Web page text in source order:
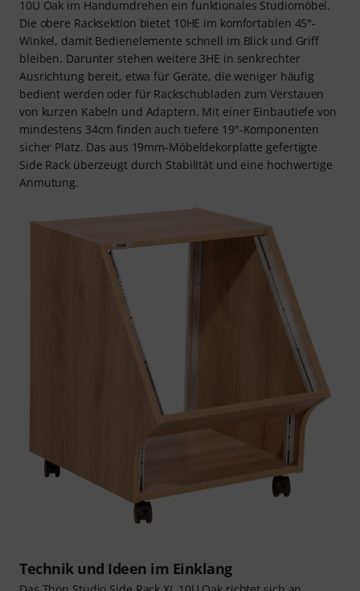
10U Oak im Handumdrehen ein funktionales Studiomöbel.
Die obere Racksektion bietet 10HE im komfortablen 45°-
Winkel, damit Bedienelemente schnell im Blick und Griff
bleiben. Darunter stehen weitere 3HE in senkrechter
Ausrichtung bereit, etwa für Geräte, die weniger häufig
bedient werden oder für Rackschubladen zum Verstauen
von kurzen Kabeln und Adaptern. Mit einer Einbautiefe von
mindestens 34cm finden auch tiefere 19"-Komponenten
sicher Platz. Das aus 19mm-Möbeldekorplatte gefertigte
Side Rack überzeugt durch Stabilität und eine hochwertige
Anmutung.
Technik und Ideen im Einklang